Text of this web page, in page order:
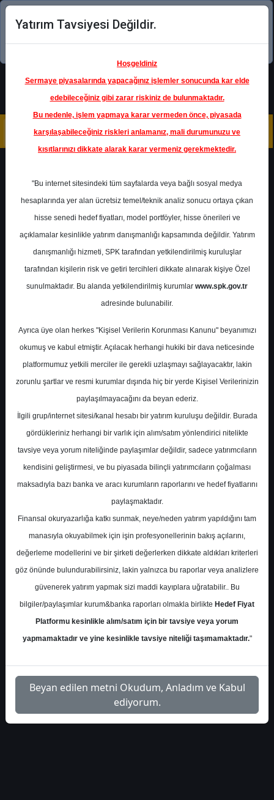
Şimdi uygulamayı indirin!
Ana Sayfa Raporlar
ICBC Yatırım
Rapor Detay
ICBC Yatırım - Model
Portföy 04.10.2023
A- A+
ICBC Yatırım, Anadolu Efes, TAV
Havalimanları ve Tofaş'ı en beğendiği
şirketler listesinden çıkardı.
Çarşamba, 04 Ekim 2023 00:00
Yatırım Tavsiyesi Değildir.
Hoşgeldiniz
Sermaye piyasalarında yapacağınız işlemler sonucunda kar elde
edebileceğiniz gibi zarar riskiniz de bulunmaktadır.
Bu nedenle, işlem yapmaya karar vermeden önce, piyasada
karşılaşabileceğiniz riskleri anlamanız, mali durumunuzu ve
kısıtlarınızı dikkate alarak karar vermeniz gerekmektedir.
"Bu internet sitesindeki tüm sayfalarda veya bağlı sosyal medya
hesaplarında yer alan ücretsiz temel/teknik analiz sonucu ortaya çıkan
hisse senedi hedef fiyatları, model portföyler, hisse önerileri ve
açıklamalar kesinlikle yatırım danışmanlığı kapsamında değildir. Yatırım
danışmanlığı hizmeti, SPK tarafından yetkilendirilmiş kuruluşlar
tarafından kişilerin risk ve getiri tercihleri dikkate alınarak kişiye Özel
sunulmaktadır. Bu alanda yetkilendirilmiş kurumlar www.spk.gov.tr
adresinde bulunabilir.
Ayrıca üye olan herkes "Kişisel Verilerin Korunması Kanunu" beyanımızı
okumuş ve kabul etmiştir. Açılacak herhangi hukiki bir dava neticesinde
platformumuz yetkili merciler ile gerekli uzlaşmayı sağlayacaktır, lakin
zorunlu şartlar ve resmi kurumlar dışında hiç bir yerde Kişisel Verilerinizin
paylaşılmayacağını da beyan ederiz.
İlgili grup/internet sitesi/kanal hesabı bir yatırım kuruluşu değildir. Burada
gördükleriniz herhangi bir varlık için alım/satım yönlendirici nitelikte
tavsiye veya yorum niteliğinde paylaşımlar değildir, sadece yatırımcıların
kendisini geliştirmesi, ve bu piyasada bilinçli yatırımcıların çoğalması
maksadıyla bazı banka ve aracı kurumların raporlarını ve hedef fiyatlarını
paylaşmaktadır.
Finansal okuryazarlığa katkı sunmak, neye/neden yatırım yapıldığını tam
manasıyla okuyabilmek için işin profesyonellerinin bakış açılarını,
değerleme modellerini ve bir şirketi değerlerken dikkate aldıkları kriterleri
göz önünde bulundurabilirsiniz, lakin yalnızca bu raporlar veya analizlere
güvenerek yatırım yapmak sizi maddi kayıplara uğratabilir.. Bu
bilgiler/paylaşımlar kurum&banka raporları olmakla birlikte Hedef Fiyat
Platformu kesinlikle alım/satım için bir tavsiye veya yorum
yapmamaktadır ve yine kesinlikle tavsiye niteliği taşımamaktadır."
Beyan edilen metni Okudum, Anladım ve Kabul
ediyorum.